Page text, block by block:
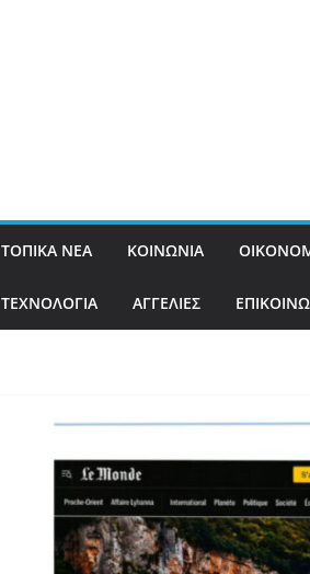
ΤΟΠΙΚΑ ΝΕΑ ΚΟΙΝΩΝΙΑ
ΤΕΧΝΟΛΟΓΙΑ ΑΓΓΕΛΙΕΣ